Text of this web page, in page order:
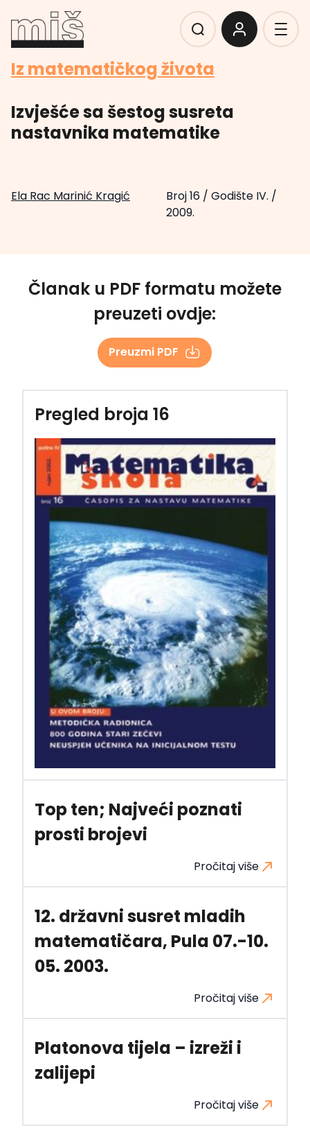
Iz matematičkog života
Izvješće sa šestog susreta
nastavnika matematike
Ela Rac Marinić Kragić Broj 16/ Godište IV. /
2009.
Članak u PDF formatu možete
preuzeti ovdje:
Preuzmi PDF
Pregled broja 16
Top ten; Najveći poznati
prosti brojevi
Pročitaj više
12. državni susret mladih
matematičara, Pula 07.-10.
05. 2003.
Pročitaj više
Platonova tijela – izreži i
zalijepi
Pročitaj više